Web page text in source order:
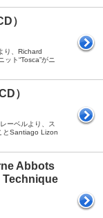
）
り、Richard
ト“Tosca”がニ
）
ーベルより、ス
とSantiago Lizon
Abbots
Technique